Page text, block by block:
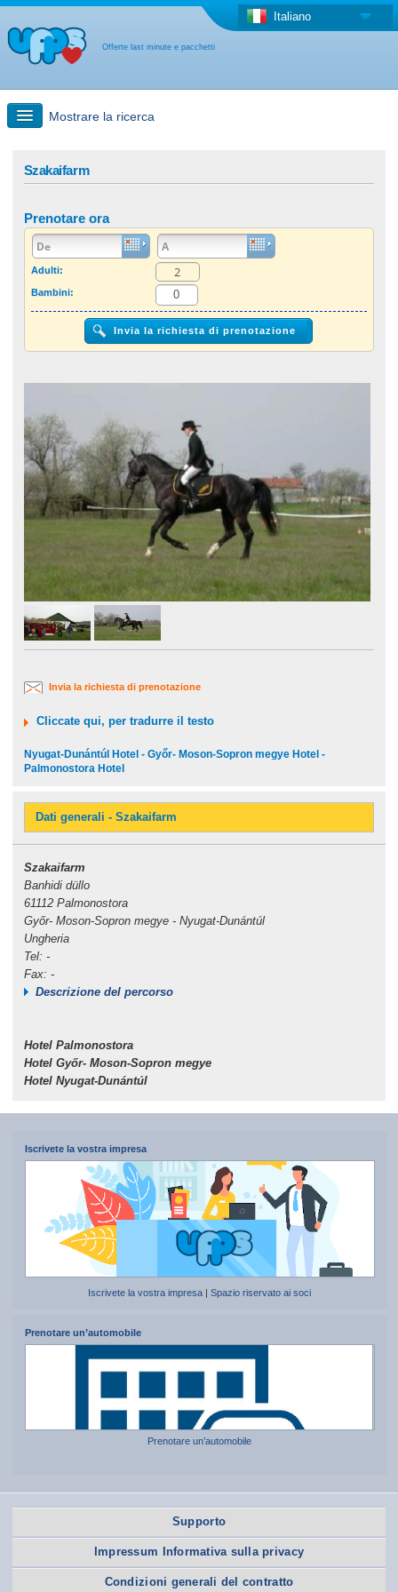
Offerte last minute e pacchetti
Italiano
Mostrare la ricerca
Offerta last minute + Offerta forfettaria
Altro paese
Szakaifarm
Prenotare ora
Adulti:
Bambini:
Invia la richiesta di prenotazione
Cliccate qui, per tradurre il testo
Nyugat-Dunántúl Hotel - Győr- Moson-Sopron megye Hotel -
Palmonostora Hotel
Dati generali - Szakaifarm
Szakaifarm
Banhidi düllo
61112 Palmonostora
Győr- Moson-Sopron megye - Nyugat-Dunántúl
Ungheria
Tel: -
Fax: -
Descrizione del percorso
Hotel Palmonostora
Hotel Győr- Moson-Sopron megye
Hotel Nyugat-Dunántúl
Iscrivete la vostra impresa
Iscrivete la vostra impresa |Spazio riservato ai soci
Prenotare un’automobile
Prenotare un’automobile
Supporto
Impressum Informativa sulla privacy
Condizioni generali del contratto